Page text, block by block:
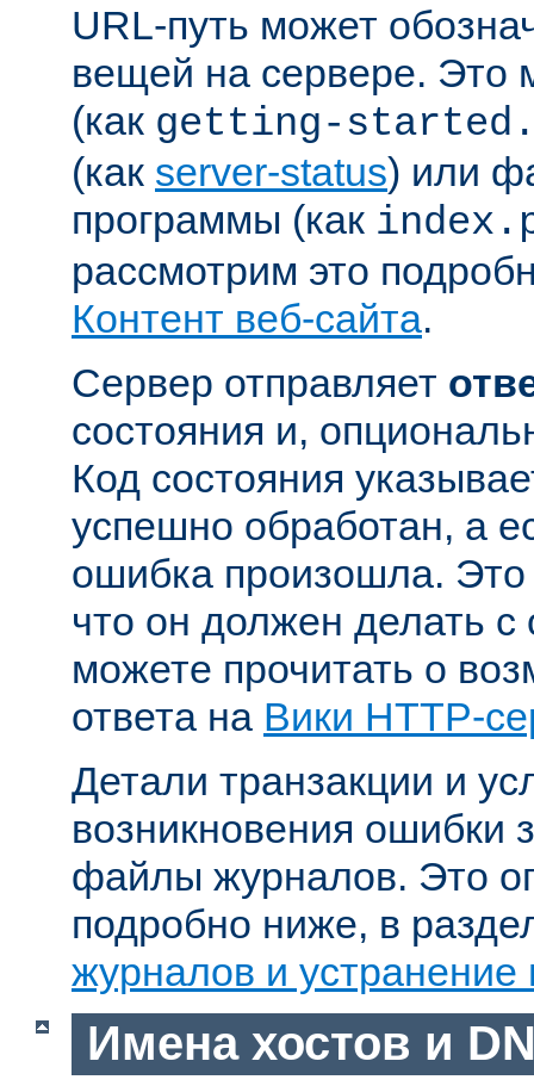
URL-путь может
вещей на сервере. Это
(как getting-
(как server-status) или
программы (как
рассмотрим это
Контент веб-сайта.
Сервер отправляет
состояния и,
Код состояния
успешно обработан, а
ошибка произошла. Это
что он должен делать
можете прочитать о
ответа на Вики HTTP-
Детали транзакции и
возникновения ошибки
файлы журналов. Это
подробно ниже, в
журналов и устранение
Имена хостов и